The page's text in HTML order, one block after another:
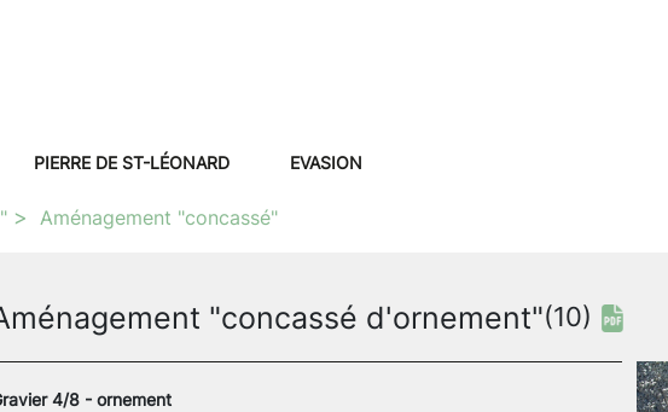
PIERRE DE ST-LÉONARD EVASION
Aménagement "concassé"
"concassé d'ornement"(10)
4/8 - ornement